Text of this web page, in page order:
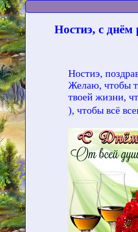
Ностиэ, с днём
Ностиэ,
Желаю, чтобы
твоей жизни,
), чтобы всё